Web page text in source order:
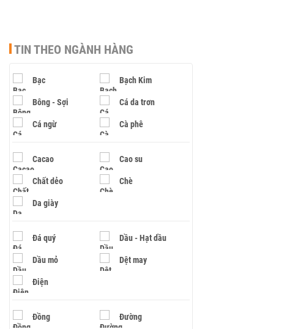
TIN THEO NGÀNH HÀNG
Bạc Bạch Kim
Bông - Sợi Cá da trơn
Cá ngừ Cà phê
Cacao Cao su
Chất dẻo Chè
Da giày
Đá quý Dầu - Hạt dầu
Dầu mỏ Dệt may
Điện
Đồng Đường